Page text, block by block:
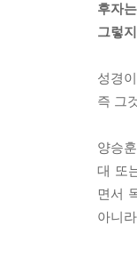
후자
그렇
성경
즉 그
양승
대 또
면서
아니